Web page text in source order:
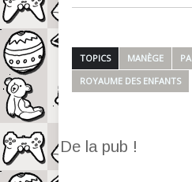
TOPICS MANÈGE
ROYAUME DES ENFANTS
De la pub !